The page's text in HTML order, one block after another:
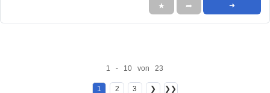
★ ➦ ➜
1 - 10 von 23
1 2 3 ❯ ❯❯